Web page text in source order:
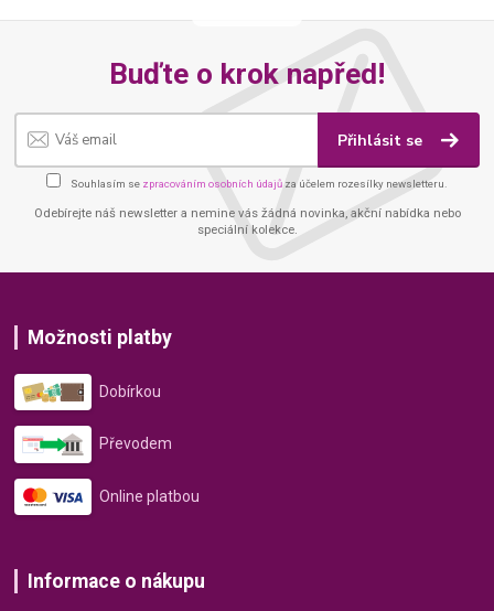
Buďte o krok napřed!
Přihlásit se
Souhlasím se zpracováním osobních údajů za účelem rozesílky newsletteru.
Odebírejte náš newsletter a nemine vás žádná novinka, akční nabídka nebo
speciální kolekce.
Možnosti platby
Dobírkou
Převodem
Online platbou
Informace o nákupu